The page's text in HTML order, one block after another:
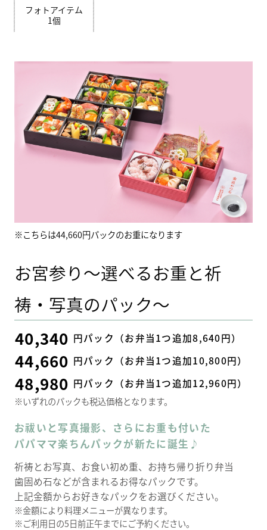
フォトアイテム
1個
※こちらは44,660円パックのお重になります
お宮参り～選べるお重と祈
祷・写真のパック～
40,340 円パック（お弁当1つ追加8,640円）
44,660 円パック（お弁当1つ追加10,800円）
48,980 円パック（お弁当1つ追加12,960円）
※いずれのパックも税込価格となります。
お祓いと写真撮影、さらにお重も付いた
パパママ楽ちんパックが新たに誕生♪
祈祷とお写真、お食い初め重、お持ち帰り折り弁当
歯固め石などが含まれるお得なパックです。
上記金額からお好きなパックをお選びください。
※金額により料理メニューが異なります。
※ご利用日の5日前正午までにご予約ください。